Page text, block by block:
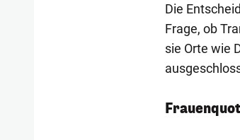
Die
Frage, ob
sie Orte wie